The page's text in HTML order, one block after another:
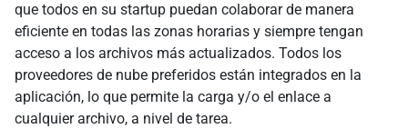
que todos en su startup puedan colaborar de manera
eficiente en todas las zonas horarias y siempre tengan
acceso a los archivos más actualizados. Todos los
proveedores de nube preferidos están integrados en la
aplicación, lo que permite la carga y/o el enlace a
cualquier archivo, a nivel de tarea.